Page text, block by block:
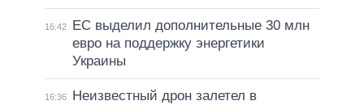
16:42
ЕС выделил дополнительные 30 млн
евро на поддержку энергетики
Украины
16:36
Неизвестный дрон залетел в